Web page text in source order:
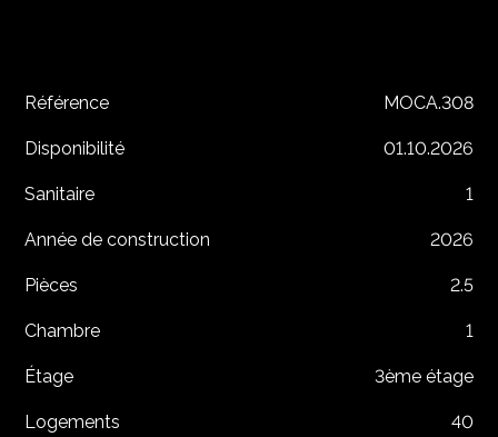
Référence MOCA.308
Disponibilité 01.10.2026
Sanitaire 1
Année de construction 2026
Pièces 2.5
Chambre 1
Étage 3ème étage
Logements 40